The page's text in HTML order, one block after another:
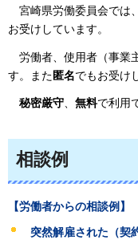
宮崎県労働委員会では
お受けしています。
労働者、使用者（事業
す。また匿名でもお受け
秘密厳守 無料で利用
相談例
【労働者からの相談例】
突然解雇された（契